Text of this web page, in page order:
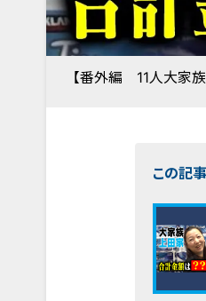
【番外編 11人大家族
この記